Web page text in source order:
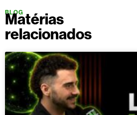
BLOG
Matérias
relacionados